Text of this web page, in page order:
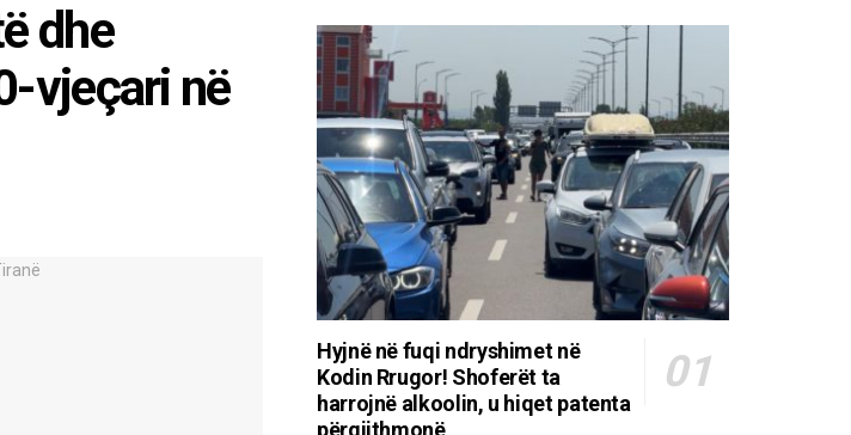
dhe
vjeçari në
Hyjnë në fuqi ndryshimet në
Kodin Rrugor! Shoferët ta
harrojnë alkoolin, u hiqet patenta
përgjithmonë